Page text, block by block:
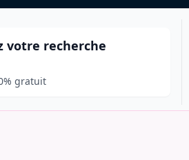
votre recherche
gratuit